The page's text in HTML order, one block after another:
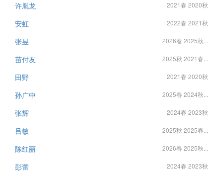
许胤龙 2021春 2020秋
安虹 2022春 2021秋
张昱 2026春 2025秋...
苗付友 2025秋 2021春...
田野 2021春 2020秋
孙广中 2025春 2024秋...
张辉 2024春 2023秋
吕敏 2025秋 2025春...
陈红丽 2026春 2025秋...
彭蕾 2024春 2023秋